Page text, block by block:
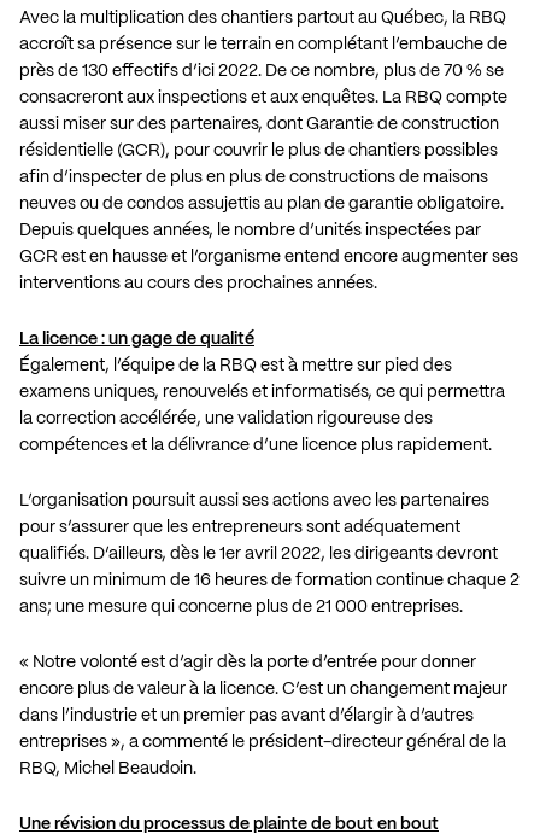
Avec la multiplication des chantiers partout au Québec, la RBQ
accroît sa présence sur le terrain en complétant l’embauche de
près de 130 effectifs d’ici 2022. De ce nombre, plus de 70 % se
consacreront aux inspections et aux enquêtes. La RBQ compte
aussi miser sur des partenaires, dont Garantie de construction
résidentielle (GCR), pour couvrir le plus de chantiers possibles
afin d’inspecter de plus en plus de constructions de maisons
neuves ou de condos assujettis au plan de garantie obligatoire.
Depuis quelques années, le nombre d’unités inspectées par
GCR est en hausse et l’organisme entend encore augmenter ses
interventions au cours des prochaines années.
La licence : un gage de qualité
Également, l’équipe de la RBQ est à mettre sur pied des
examens uniques, renouvelés et informatisés, ce qui permettra
la correction accélérée, une validation rigoureuse des
compétences et la délivrance d’une licence plus rapidement.
L’organisation poursuit aussi ses actions avec les partenaires
pour s’assurer que les entrepreneurs sont adéquatement
qualifiés. D’ailleurs, dès le 1er avril 2022, les dirigeants devront
suivre un minimum de 16 heures de formation continue chaque 2
ans; une mesure qui concerne plus de 21 000 entreprises.
« Notre volonté est d’agir dès la porte d’entrée pour donner
encore plus de valeur à la licence. C’est un changement majeur
dans l’industrie et un premier pas avant d’élargir à d’autres
entreprises », a commenté le président-directeur général de la
RBQ, Michel Beaudoin.
Une révision du processus de plainte de bout en bout